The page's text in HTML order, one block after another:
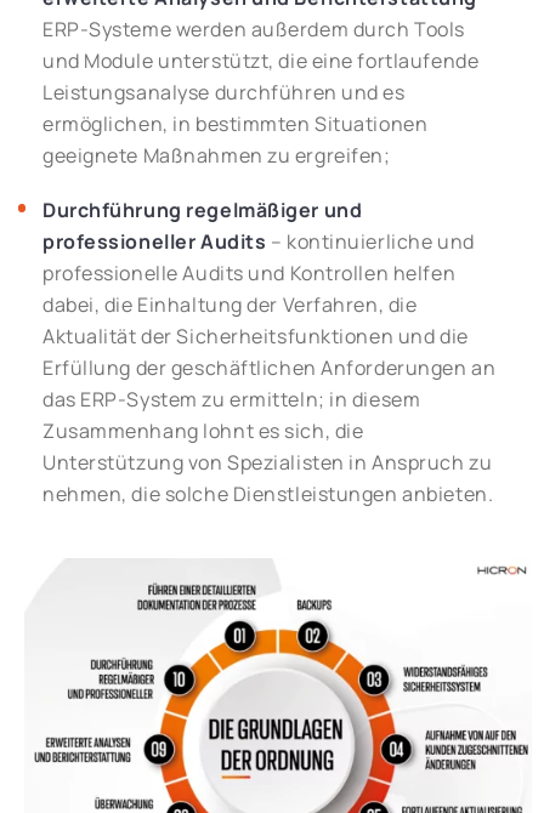
ERP-Systeme werden außerdem durch Tools
und Module unterstützt, die eine fortlaufende
Leistungsanalyse durchführen und es
ermöglichen, in bestimmten Situationen
geeignete Maßnahmen zu ergreifen;
Durchführung regelmäßiger und
professioneller Audits – kontinuierliche und
professionelle Audits und Kontrollen helfen
dabei, die Einhaltung der Verfahren, die
Aktualität der Sicherheitsfunktionen und die
Erfüllung der geschäftlichen Anforderungen an
das ERP-System zu ermitteln; in diesem
Zusammenhang lohnt es sich, die
Unterstützung von Spezialisten in Anspruch zu
nehmen, die solche Dienstleistungen anbieten.